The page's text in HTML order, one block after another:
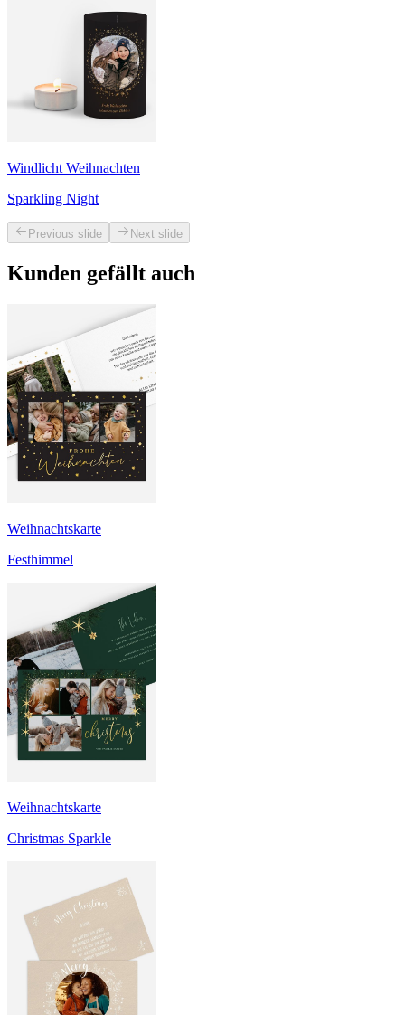
Windlicht Weihnachten
Sparkling Night
Previous slide Next slide
Kunden gefällt auch
Weihnachtskarte
Festhimmel
Weihnachtskarte
Christmas Sparkle